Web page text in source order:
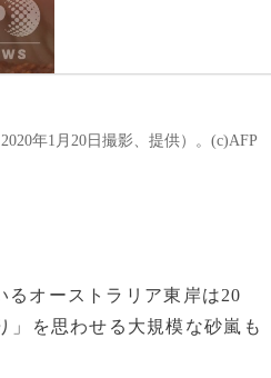
年1月20日撮影、提供）。(c)AFP
るオーストラリア東岸は20
」を思わせる大規模な砂嵐も